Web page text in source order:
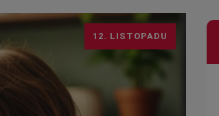
12. LISTOPADU